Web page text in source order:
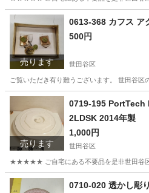
東京 世田谷区 スポット
売ります
0613-368 カフス ア
500円
世田谷区
ご覧いただき有り難うございます。 世⽥⾕
東京 世田谷区
売ります
0719-195 PortTech
2LDSK 2014年製
1,000円
世田谷区
★★★★★ ご自宅にある不要品を是非世田谷区
東京 世田谷区 照明器具 PortTech
0710-020 透かし彫